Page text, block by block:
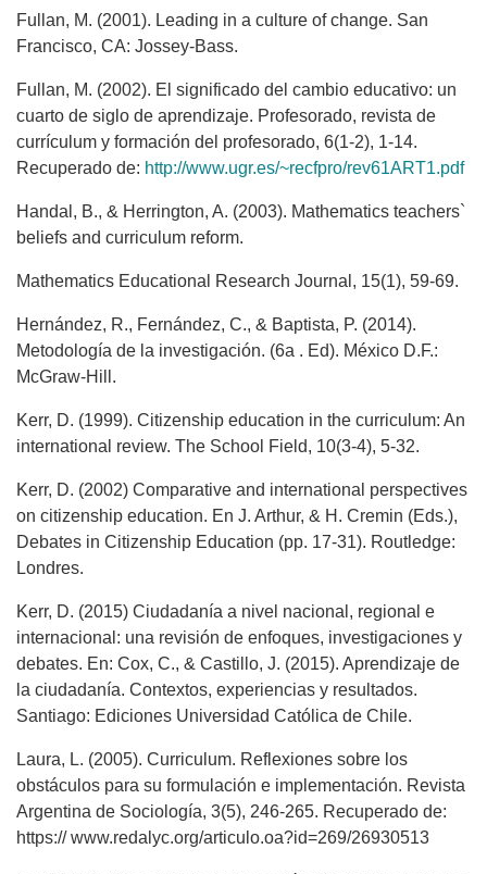
Fullan, M. (2001). Leading in a culture of change. San
Francisco, CA: Jossey-Bass.
Fullan, M. (2002). El significado del cambio educativo: un
cuarto de siglo de aprendizaje. Profesorado, revista de
currículum y formación del profesorado, 6(1-2), 1-14.
Recuperado de: http://www.ugr.es/~recfpro/rev61ART1.pdf
Handal, B., & Herrington, A. (2003). Mathematics teachers`
beliefs and curriculum reform.
Mathematics Educational Research Journal, 15(1), 59-69.
Hernández, R., Fernández, C., & Baptista, P. (2014).
Metodología de la investigación. (6a . Ed). México D.F.:
McGraw-Hill.
Kerr, D. (1999). Citizenship education in the curriculum: An
international review. The School Field, 10(3-4), 5-32.
Kerr, D. (2002) Comparative and international perspectives
on citizenship education. En J. Arthur, & H. Cremin (Eds.),
Debates in Citizenship Education (pp. 17-31). Routledge:
Londres.
Kerr, D. (2015) Ciudadanía a nivel nacional, regional e
internacional: una revisión de enfoques, investigaciones y
debates. En: Cox, C., & Castillo, J. (2015). Aprendizaje de
la ciudadanía. Contextos, experiencias y resultados.
Santiago: Ediciones Universidad Católica de Chile.
Laura, L. (2005). Curriculum. Reflexiones sobre los
obstáculos para su formulación e implementación. Revista
Argentina de Sociología, 3(5), 246-265. Recuperado de:
https:// www.redalyc.org/articulo.oa?id=269/26930513